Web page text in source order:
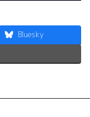
Bluesky